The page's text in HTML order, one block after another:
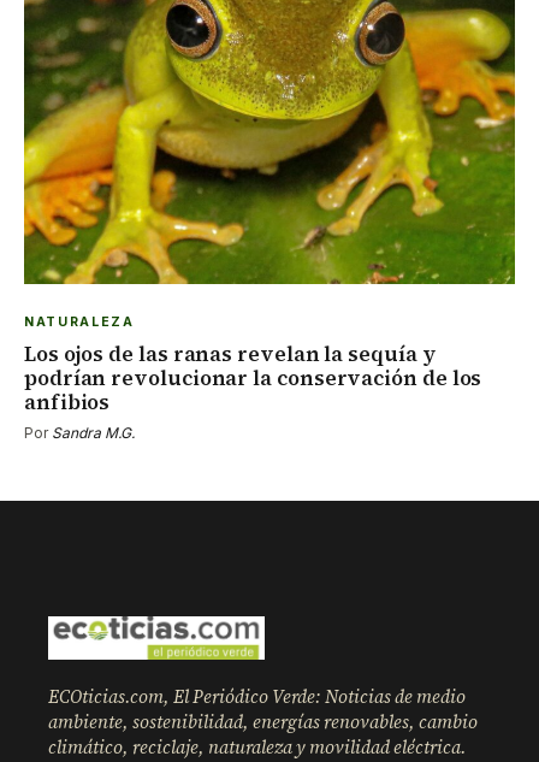
NATURALEZA
Los ojos de las ranas revelan la sequía y
podrían revolucionar la conservación de los
anfibios
Por Sandra M.G.
ECOticias.com, El Periódico Verde: Noticias de medio
ambiente, sostenibilidad, energías renovables, cambio
climático, reciclaje, naturaleza y movilidad eléctrica.